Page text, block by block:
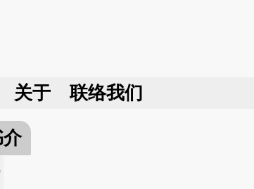
关于 联络我们